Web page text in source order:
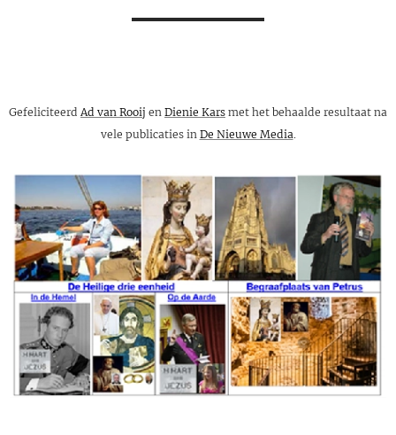
Gefeliciteerd Ad van Rooij en Dienie Kars met het behaalde resultaat na
vele publicaties in De Nieuwe Media.